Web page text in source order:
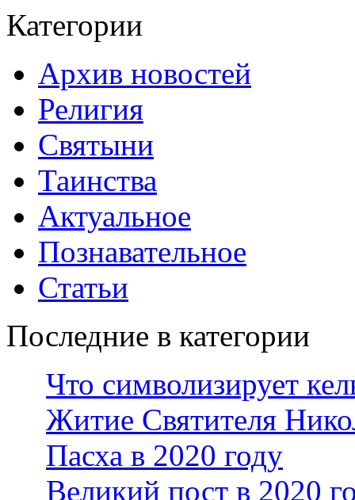
Категории
Архив новостей
Религия
Святыни
Таинства
Актуальное
Познавательное
Статьи
Последние в категории
Что символизирует
Житие Святителя
Пасха в 2020 году
Великий пост в 2020